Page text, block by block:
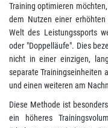
Training optimieren
dem Nutzen einer
Welt des Leistungssports
oder "Doppelläufe". Dies
nicht in einer einzigen,
separate Trainingseinheiten
und einen weiteren am
Diese Methode ist
ein höheres